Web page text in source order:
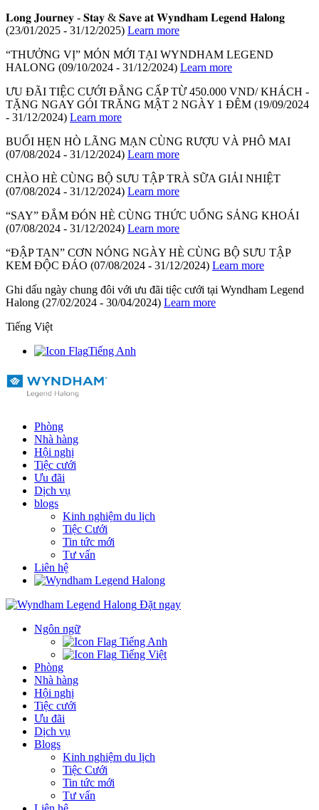
𝐋𝐨𝐧𝐠 𝐉𝐨𝐮𝐫𝐧𝐞𝐲 - 𝐒𝐭𝐚𝐲 & 𝐒𝐚𝐯𝐞 𝐚𝐭 𝐖𝐲𝐧𝐝𝐡𝐚𝐦 𝐋𝐞𝐠𝐞𝐧𝐝 𝐇𝐚𝐥𝐨𝐧𝐠
(23/01/2025 - 31/12/2025) Learn more
“THƯỞNG VỊ” MÓN MỚI TẠI WYNDHAM LEGEND
HALONG (09/10/2024 - 31/12/2024) Learn more
ƯU ĐÃI TIỆC CƯỚI ĐẲNG CẤP TỪ 450.000 VND/ KHÁCH -
TẶNG NGAY GÓI TRĂNG MẬT 2 NGÀY 1 ĐÊM (19/09/2024
- 31/12/2024) Learn more
BUỔI HẸN HÒ LÃNG MẠN CÙNG RƯỢU VÀ PHÔ MAI
(07/08/2024 - 31/12/2024) Learn more
CHÀO HÈ CÙNG BỘ SƯU TẬP TRÀ SỮA GIẢI NHIỆT
(07/08/2024 - 31/12/2024) Learn more
“SAY” ĐẮM ĐÓN HÈ CÙNG THỨC UỐNG SẢNG KHOÁI
(07/08/2024 - 31/12/2024) Learn more
“ĐẬP TAN” CƠN NÓNG NGÀY HÈ CÙNG BỘ SƯU TẬP
KEM ĐỘC ĐÁO (07/08/2024 - 31/12/2024) Learn more
Ghi dấu ngày chung đôi với ưu đãi tiệc cưới tại Wyndham Legend
Halong (27/02/2024 - 30/04/2024) Learn more
Tiếng Việt
Tiếng Anh
Phòng
Nhà hàng
Hội nghị
Tiệc cưới
Ưu đãi
Dịch vụ
blogs
Kinh nghiệm du lịch
Tiệc Cưới
Tin tức mới
Tư vấn
Liên hệ
Đặt ngay
Ngôn ngữ
Tiếng Anh
Tiếng Việt
Phòng
Nhà hàng
Hội nghị
Tiệc cưới
Ưu đãi
Dịch vụ
Blogs
Kinh nghiệm du lịch
Tiệc Cưới
Tin tức mới
Tư vấn